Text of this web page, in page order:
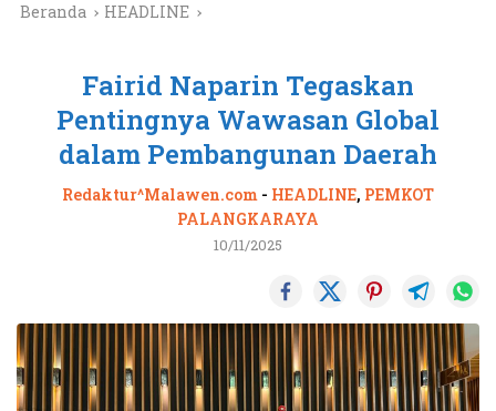
Beranda HEADLINE
Fairid Naparin Tegaskan
Pentingnya Wawasan Global
dalam Pembangunan Daerah
Redaktur^Malawen.com - HEADLINE, PEMKOT
PALANGKARAYA
10/11/2025